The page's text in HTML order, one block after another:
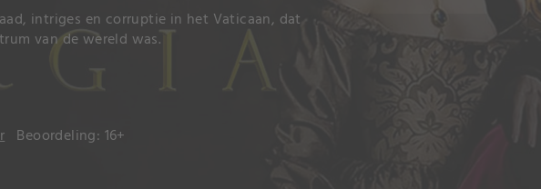
intriges en corruptie in het Vaticaan, dat
van de wereld was.
Beoordeling: 16+